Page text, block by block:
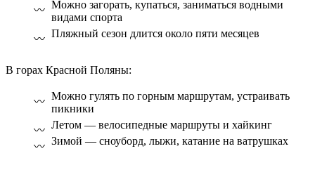
Можно загорать, купаться, заниматься водными
видами спорта
Пляжный сезон длится около пяти месяцев
В горах Красной Поляны:
Можно гулять по горным маршрутам, устраивать
пикники
Летом — велосипедные маршруты и хайкинг
Зимой — сноуборд, лыжи, катание на ватрушках